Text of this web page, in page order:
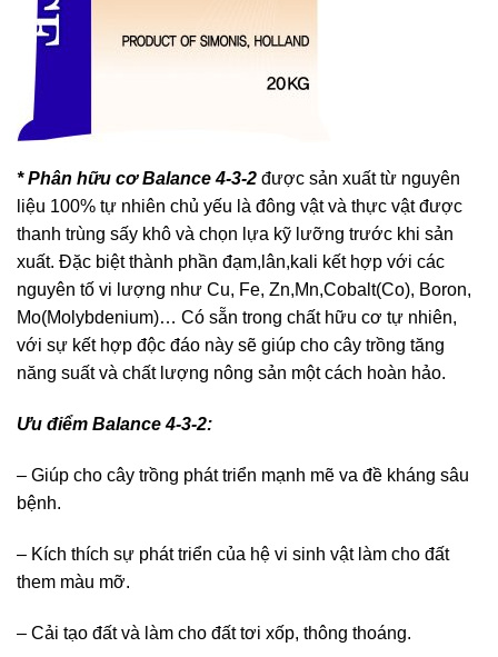
* Phân hữu cơ Balance 4-3-2 được sản xuất từ nguyên
liệu 100% tự nhiên chủ yếu là đông vật và thực vật được
thanh trùng sấy khô và chọn lựa kỹ lưỡng trước khi sản
xuất. Đặc biệt thành phần đạm,lân,kali kết hợp với các
nguyên tố vi lượng như Cu, Fe, Zn,Mn,Cobalt(Co), Boron,
Mo(Molybdenium)… Có sẵn trong chất hữu cơ tự nhiên,
với sự kết hợp độc đáo này sẽ giúp cho cây trồng tăng
năng suất và chất lượng nông sản một cách hoàn hảo.
Ưu điểm Balance 4-3-2:
– Giúp cho cây trồng phát triển mạnh mẽ va đề kháng sâu
bệnh.
– Kích thích sự phát triển của hệ vi sinh vật làm cho đất
them màu mỡ.
– Cải tạo đất và làm cho đất tơi xốp, thông thoáng.